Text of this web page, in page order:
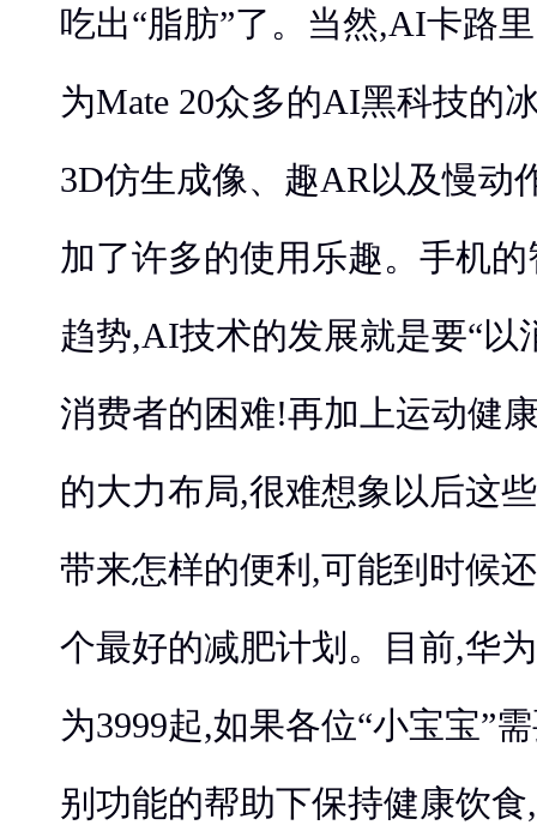
吃出“脂肪”了。当然,AI卡路
为Mate 20众多的AI黑科技的
3D仿生成像、趣AR以及慢动
加了许多的使用乐趣。手机
趋势,AI技术的发展就是要“以
消费者的困难!再加上运动健
的大力布局,很难想象以后这
带来怎样的便利,可能到时候
个最好的减肥计划。目前,华
为3999起,如果各位“小宝宝”
别功能的帮助下保持健康饮